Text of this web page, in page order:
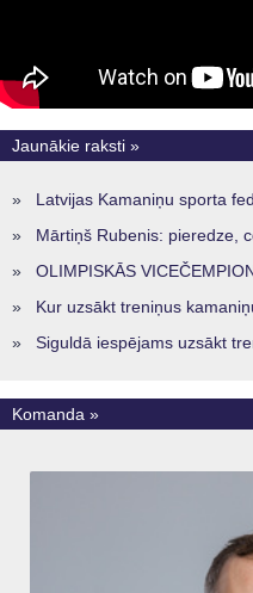
Jaunākie raksti »
» Latvijas Kamaniņu sporta federācijā
» Mārtiņš Rubenis: pieredze, ceļš un
» OLIMPISKĀS VICEČEMPIONES
» Kur uzsākt treniņus kamaniņu sportā
» Siguldā iespējams uzsākt treniņus kamaniņu
Komanda »